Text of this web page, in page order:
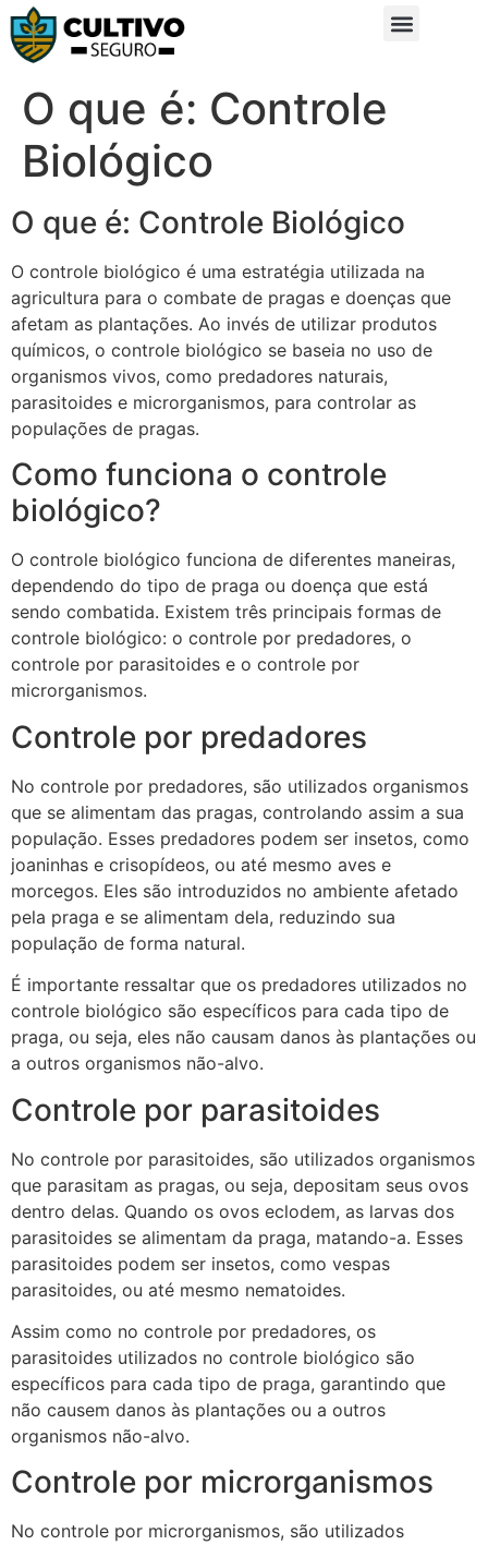
O que é: Controle
Biológico
O que é: Controle Biológico
O controle biológico é uma estratégia utilizada na
agricultura para o combate de pragas e doenças que
afetam as plantações. Ao invés de utilizar produtos
químicos, o controle biológico se baseia no uso de
organismos vivos, como predadores naturais,
parasitoides e microrganismos, para controlar as
populações de pragas.
Como funciona o controle
biológico?
O controle biológico funciona de diferentes maneiras,
dependendo do tipo de praga ou doença que está
sendo combatida. Existem três principais formas de
controle biológico: o controle por predadores, o
controle por parasitoides e o controle por
microrganismos.
Controle por predadores
No controle por predadores, são utilizados organismos
que se alimentam das pragas, controlando assim a sua
população. Esses predadores podem ser insetos, como
joaninhas e crisopídeos, ou até mesmo aves e
morcegos. Eles são introduzidos no ambiente afetado
pela praga e se alimentam dela, reduzindo sua
população de forma natural.
É importante ressaltar que os predadores utilizados no
controle biológico são específicos para cada tipo de
praga, ou seja, eles não causam danos às plantações ou
a outros organismos não-alvo.
Controle por parasitoides
No controle por parasitoides, são utilizados organismos
que parasitam as pragas, ou seja, depositam seus ovos
dentro delas. Quando os ovos eclodem, as larvas dos
parasitoides se alimentam da praga, matando-a. Esses
parasitoides podem ser insetos, como vespas
parasitoides, ou até mesmo nematoides.
Assim como no controle por predadores, os
parasitoides utilizados no controle biológico são
específicos para cada tipo de praga, garantindo que
não causem danos às plantações ou a outros
organismos não-alvo.
Controle por microrganismos
No controle por microrganismos, são utilizados